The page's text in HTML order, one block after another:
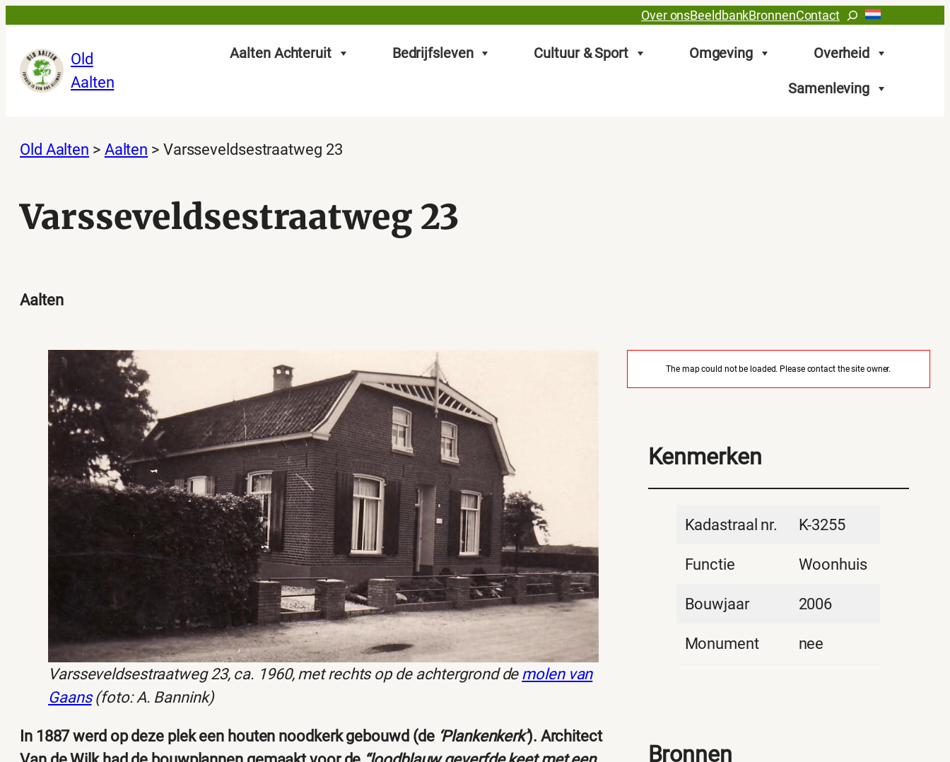
de
inhoud
Over onsBeeldbankBronnenContactZoeken
Old
Aalten
Aalten Achteruit Bedrijfsleven Cultuur & Sport Omgeving Overheid
Samenleving
Old Aalten > Aalten > Varsseveldsestraatweg 23
Varsseveldsestraatweg 23
Aalten
Varsseveldsestraatweg 23, ca. 1960, met rechts op de achtergrond de molen van
Gaans(foto: A. Bannink)
In 1887 werd op deze plek een houten noodkerk gebouwd (de ‘Plankenkerk’). Architect
The map could not be loaded. Please contact the site owner.
Kenmerken
Kadastraal nr. K-3255
Functie Woonhuis
Bouwjaar 2006
Monument nee
Bronnen